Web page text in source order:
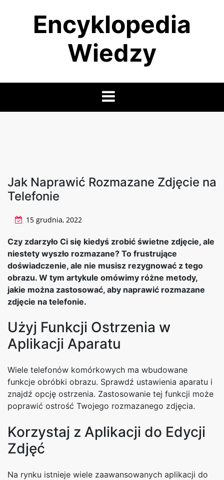
Encyklopedia
Wiedzy
Jak Naprawić Rozmazane Zdjęcie na
Telefonie
15 grudnia, 2022
Czy zdarzyło Ci się kiedyś zrobić świetne zdjęcie, ale
niestety wyszło rozmazane? To frustrujące
doświadczenie, ale nie musisz rezygnować z tego
obrazu. W tym artykule omówimy różne metody,
jakie można zastosować, aby naprawić rozmazane
zdjęcie na telefonie.
Użyj Funkcji Ostrzenia w
Aplikacji Aparatu
Wiele telefonów komórkowych ma wbudowane
funkcje obróbki obrazu. Sprawdź ustawienia aparatu i
znajdź opcję ostrzenia. Zastosowanie tej funkcji może
poprawić ostrość Twojego rozmazanego zdjęcia.
Korzystaj z Aplikacji do Edycji
Zdjęć
Na rynku istnieje wiele zaawansowanych aplikacji do